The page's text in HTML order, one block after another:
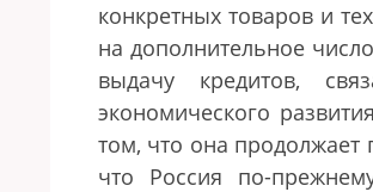
конкретных товаров и
на дополнительное
выдачу кредитов,
экономического
том, что она продолжает
что Россия по-